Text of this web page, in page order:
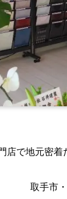
店で地元密着
取手市